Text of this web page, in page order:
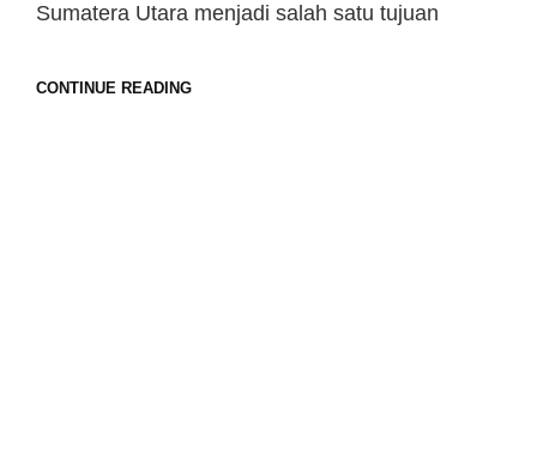
Sumatera Utara menjadi salah satu tujuan
CONTINUE READING